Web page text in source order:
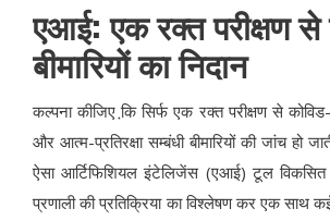
एआई: एक रक्त परीक्षण
बीमारियों का निदान
कल्पना कीजिए कि़ सिर्फ एक रक्त परीक्षण से
और आत्म-प्रतिरक्षा सम्बंधी बीमारियों की जांच हो
ऐसा आर्टिफिशियल इंटेलिजेंस (एआई) टूल विकसित
प्रणाली की प्रतिक्रिया का विश्लेषण कर एक साथ कई